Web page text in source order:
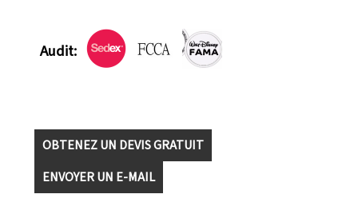
Audit:
OBTENEZ UN DEVIS GRATUIT
ENVOYER UN E-MAIL